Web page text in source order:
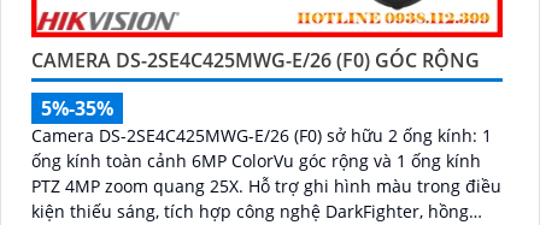
CAMERA DS-2SE4C425MWG-E/26 (F0) GÓC RỘNG
5%-35%
Camera DS-2SE4C425MWG-E/26 (F0) sở hữu 2 ống kính: 1
ống kính toàn cảnh 6MP ColorVu góc rộng và 1 ống kính
PTZ 4MP zoom quang 25X. Hỗ trợ ghi hình màu trong điều
kiện thiếu sáng, tích hợp công nghệ DarkFighter, hồng